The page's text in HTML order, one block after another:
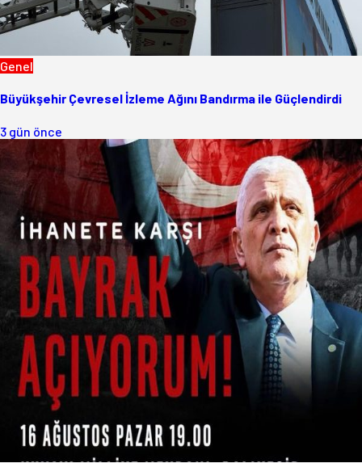
Genel
Büyükşehir Çevresel İzleme Ağını Bandırma ile Güçlendirdi
3 gün önce